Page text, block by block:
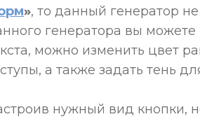
», то данный генератор
генератора вы можете
можно изменить цвет
а также задать тень
нужный вид кнопки,